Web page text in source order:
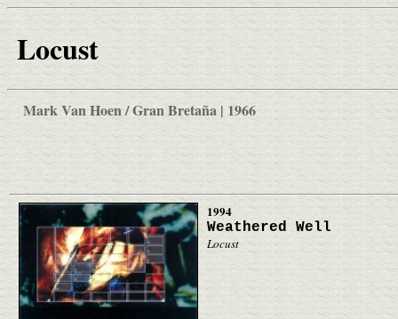
Locust
Mark Van Hoen / Gran Bretaña | 1966
1994
Weathered Well
Locust